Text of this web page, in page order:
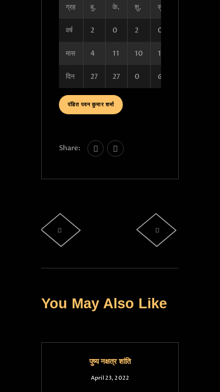
ग्रह बु. के. शु. सू.
वर्ष 2 0 2 0
मास 4 11 10 10
दिन 27 27 0 6
पंडित पवन कुमार शर्मा
Share:
You May Also Like
पुष्य नक्षत्र शांति
April 23, 2022